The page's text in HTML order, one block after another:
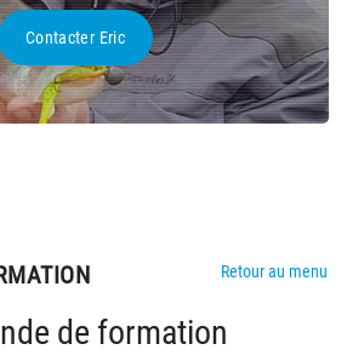
Contacter Eric
Retour au menu
de formation